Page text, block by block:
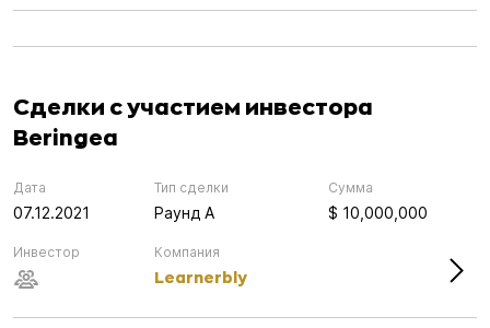
Сделки с участием инвестора
Beringea
Дата
07.12.2021
Компания
Learnerbly
Инвестор
Тип сделки
Раунд А
Сумма
$ 10,000,000